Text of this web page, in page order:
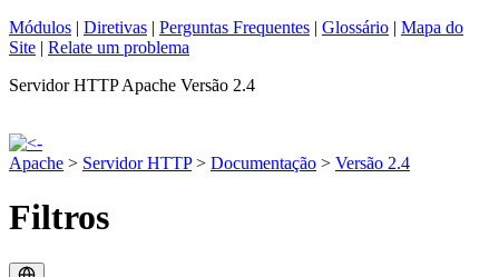
Módulos | Diretivas | Perguntas Frequentes | Glossário | Mapa do
Site | Relate um problema
Servidor HTTP Apache Versão 2.4
Apache > Servidor HTTP> Documentação > Versão 2.4
Filtros